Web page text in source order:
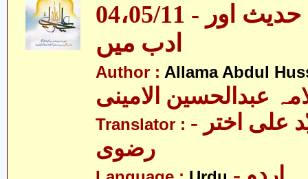
04،05/11 - غدیر - قرآن، حدیث اور
ادب میں
Author : Allama Abdul
عبدالحسین الامینی
Translator : - مولانا سیّد علی اختر
رضوی